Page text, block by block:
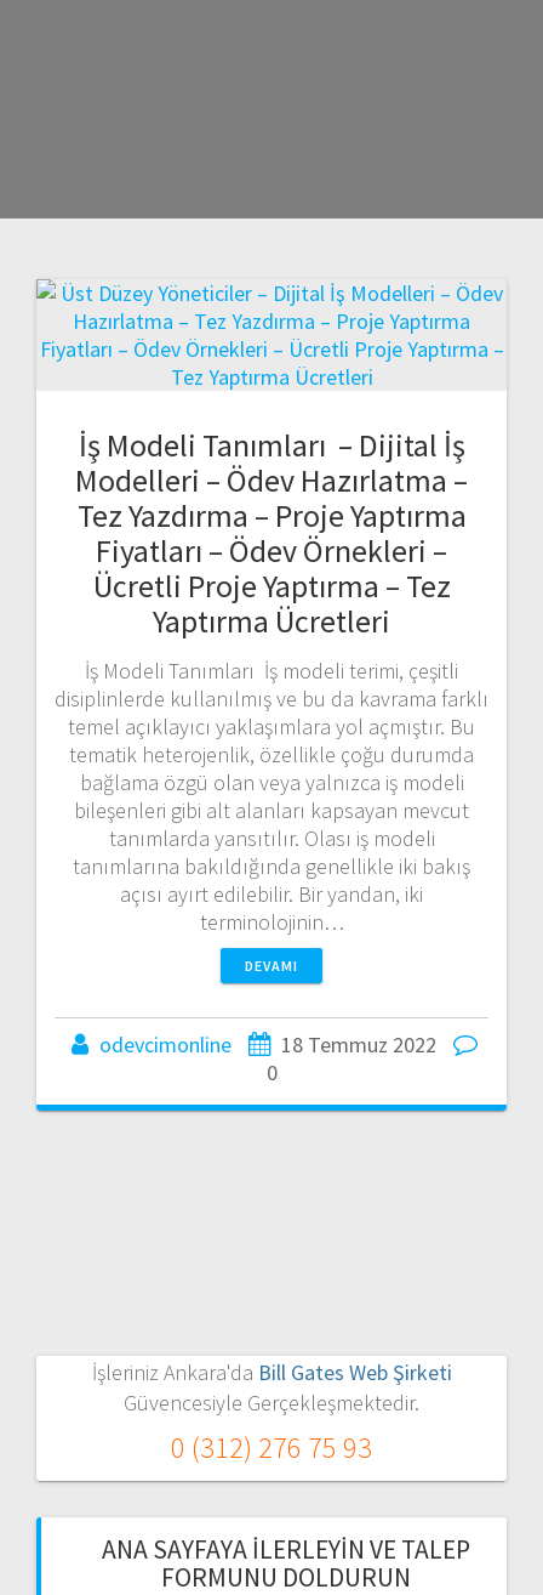
İş Modeli Tanımları – Dijital İş
Modelleri – Ödev Hazırlatma –
Tez Yazdırma – Proje Yaptırma
Fiyatları – Ödev Örnekleri –
Ücretli Proje Yaptırma – Tez
Yaptırma Ücretleri
İş Modeli Tanımları İş modeli terimi, çeşitli
disiplinlerde kullanılmış ve bu da kavrama farklı
temel açıklayıcı yaklaşımlara yol açmıştır. Bu
tematik heterojenlik, özellikle çoğu durumda
bağlama özgü olan veya yalnızca iş modeli
bileşenleri gibi alt alanları kapsayan mevcut
tanımlarda yansıtılır. Olası iş modeli
tanımlarına bakıldığında genellikle iki bakış
açısı ayırt edilebilir. Bir yandan, iki
terminolojinin…
DEVAMI
odevcimonline
18 Temmuz 2022
0
İşleriniz Ankara'da Bill Gates Web Şirketi
Güvencesiyle Gerçekleşmektedir.
0 (312) 276 75 93
ANA SAYFAYA İLERLEYIN VE TALEP
FORMUNU DOLDURUN